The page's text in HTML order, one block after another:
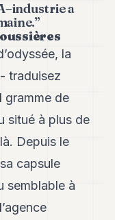
a
la
traduisez
gramme de
situé à plus de
Depuis le
capsule
semblable à